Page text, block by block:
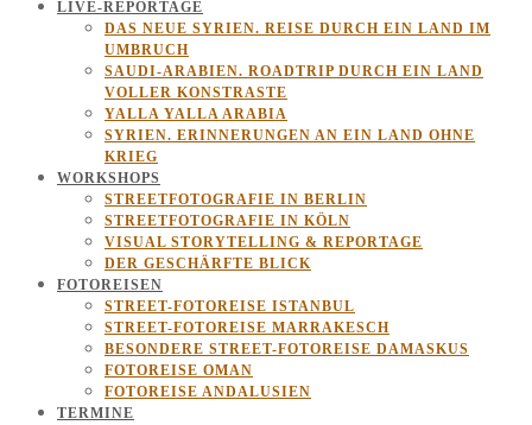
LIVE-REPORTAGE
DAS NEUE SYRIEN. REISE DURCH EIN LAND IM
UMBRUCH
SAUDI-ARABIEN. ROADTRIP DURCH EIN LAND
VOLLER KONSTRASTE
YALLA YALLA ARABIA
SYRIEN. ERINNERUNGEN AN EIN LAND OHNE
KRIEG
WORKSHOPS
STREETFOTOGRAFIE IN BERLIN
STREETFOTOGRAFIE IN KÖLN
VISUAL STORYTELLING & REPORTAGE
DER GESCHÄRFTE BLICK
FOTOREISEN
STREET-FOTOREISE ISTANBUL
STREET-FOTOREISE MARRAKESCH
BESONDERE STREET-FOTOREISE DAMASKUS
FOTOREISE OMAN
FOTOREISE ANDALUSIEN
TERMINE